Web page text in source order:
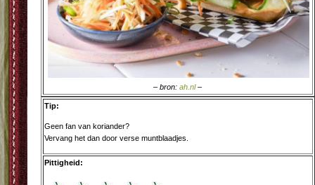
– bron:ah.nl–
Tip:
Geen fan van koriander?
Vervang het dan door verse muntblaadjes.
Pittigheid: